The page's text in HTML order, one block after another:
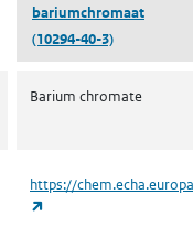
bariumchromaat
(10294-40-3)
Barium chromate
https://